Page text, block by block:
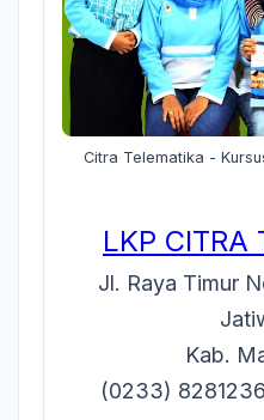
Citra Telematika -
LKP CITRA
Jl. Raya Timur
Kab.
(0233)